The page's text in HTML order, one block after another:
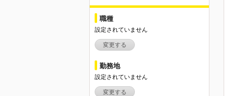
職種
設定されていません
変更する
勤務地
設定されていません
変更する